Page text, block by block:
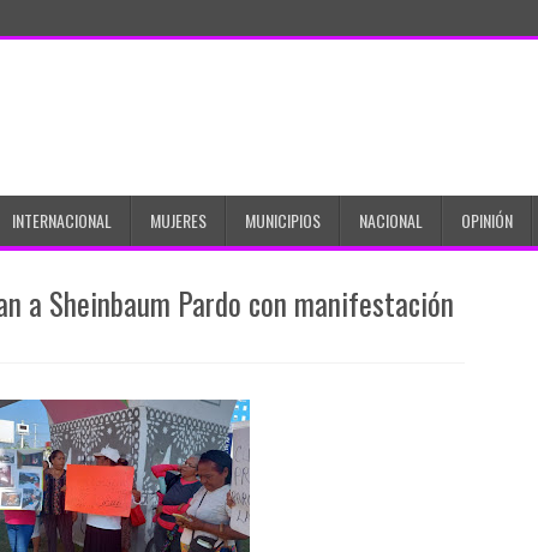
INTERNACIONAL MUJERES MUNICIPIOS NACIONAL OPINIÓN
a Sheinbaum Pardo con manifestación